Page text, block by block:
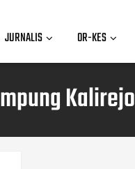
JURNALIS OR-KES
Kalirejo